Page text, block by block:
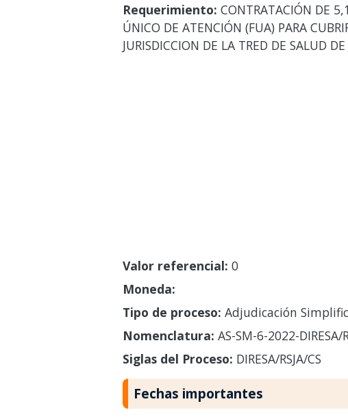
Requerimiento: CONTRATACIÓN DE
ÚNICO DE ATENCIÓN (FUA) PARA
JURISDICCION DE LA TRED DE SALUD DE
Valor referencial: 0
Moneda:
Tipo de proceso: Adjudicación
Nomenclatura: AS-SM-6-2022-DIRESA/
Siglas del Proceso: DIRESA/RSJA/CS
Fechas importantes